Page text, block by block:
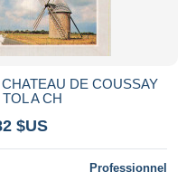
DE COUSSAY
A CH
$US
Professionnel